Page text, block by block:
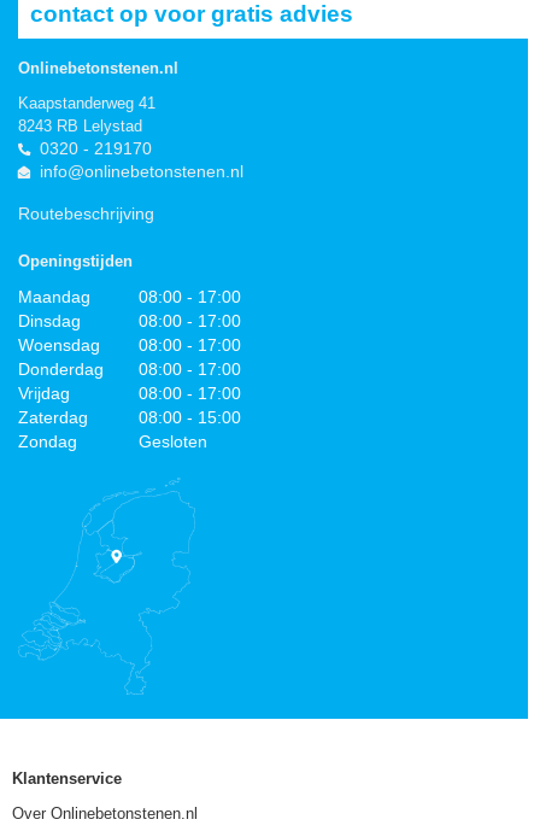
contact op voor gratis advies
Onlinebetonstenen.nl
Kaapstanderweg 41
8243 RB Lelystad
0320 - 219170
info@onlinebetonstenen.nl
Routebeschrijving
Openingstijden
Maandag
08:00 - 17:00
Dinsdag
08:00 - 17:00
Woensdag
08:00 - 17:00
Donderdag
08:00 - 17:00
Vrijdag
08:00 - 17:00
Zaterdag
08:00 - 15:00
Zondag
Gesloten
Klantenservice
Over Onlinebetonstenen.nl